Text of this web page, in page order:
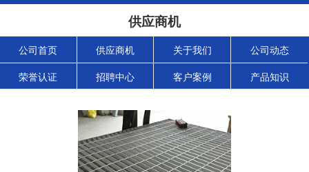
供应商机
公司首页 供应商机 关于我们 公司动态
荣誉认证 招聘中心 客户案例 产品知识